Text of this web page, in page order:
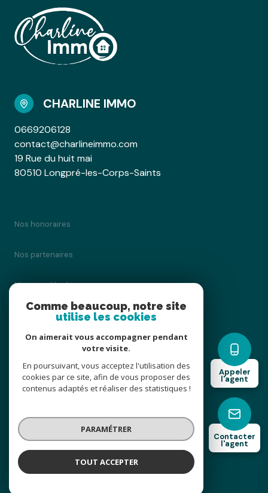
Charline O
Appeler
l'agent
Contacter
l'agent
CHARLINE IMMO
0669206128
contact@charlineimmo.com
19 Rue du huit mai
80510 Longpré-les-Corps-Saints
Nos honoraires
Nos partenaires
Mentions légales
Cookies
© 2026 | Tous droits réservés
Réalisé par
Comme beaucoup, notre site
utilise les cookies
On aimerait vous accompagner pendant
votre visite.
En poursuivant, vous acceptez l'utilisation des
cookies par ce site, afin de vous proposer des
contenus adaptés et réaliser des statistiques !
PARAMÉTRER
TOUT ACCEPTER